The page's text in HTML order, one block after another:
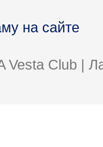
на сайте
Vesta Club |